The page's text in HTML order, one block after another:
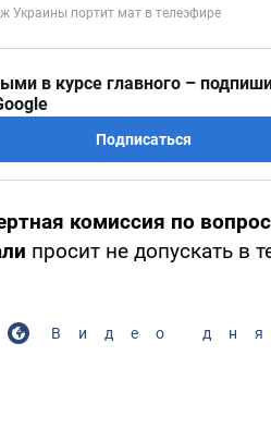
в курсе главного –
Подписаться
комиссия по
просит не допускать в
Видео дня